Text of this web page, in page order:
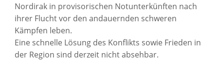
Nordirak in provisorischen Notunterkünften nach
ihrer Flucht vor den andauernden schweren
Kämpfen leben.
Eine schnelle Lösung des Konflikts sowie Frieden in
der Region sind derzeit nicht absehbar.